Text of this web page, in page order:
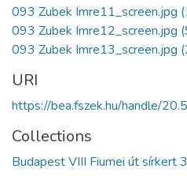
093 Zubek Imre11_screen.jpg
093 Zubek Imre12_screen.jpg
093 Zubek Imre13_screen.jpg
URI
https://bea.fszek.hu/handle/
Collections
Budapest VIII Fiumei út sírkert